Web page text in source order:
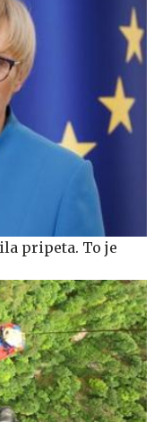
pripeta. To je